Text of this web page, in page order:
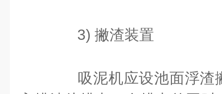
3) 撇渣装置
吸泥机应设池面浮渣